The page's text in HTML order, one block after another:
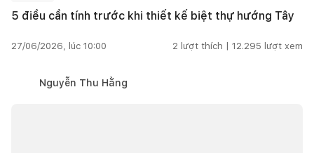
5 điều cần tính trước khi thiết kế biệt thự hướng Tây
27/06/2026, lúc 10:00 2 lượt thích | 12.295 lượt xem
Nguyễn Thu Hằng